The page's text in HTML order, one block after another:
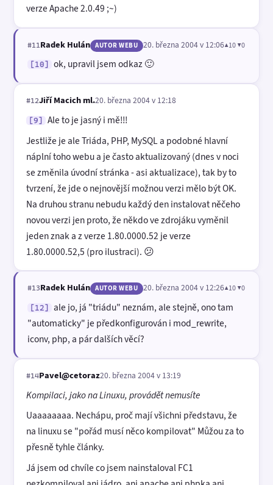
verze Apache 2.0.49 ;~)
#11 Radek Hulán AUTOR WEBU 20. března 2004 v 12:06▲10 ▼0
[10] ok, upravil jsem odkaz 🙂
#12Jiří Macich ml.20. března 2004 v 12:18
[9]
Ale to je jasný i mě!!!
Jestliže je ale Triáda, PHP, MySQL a podobné hlavní
náplní toho webu a je často aktualizovaný (dnes v noci
se změnila úvodní stránka - asi aktualizace), tak by to
tvrzení, že jde o nejnovější možnou verzi mělo být OK.
Na druhou stranu nebudu každý den instalovat něčeho
novou verzi jen proto, že někdo ve zdrojáku vyměnil
jeden znak a z verze 1.80.0000.52 je verze
1.80.0000.52,5 (pro ilustraci). 😕
#13Radek Hulán AUTOR WEBU 20. března 2004 v 12:26▲10 ▼0
[12]
ale jo, já "triádu" neznám, ale stejně, ono tam
"automaticky" je předkonfigurován i mod_rewrite,
iconv, php, a pár dalších věcí?
#14Pavel@cetoraz20. března 2004 v 13:19
Kompilaci, jako na Linuxu, provádět nemusíte
Uaaaaaaaa. Nechápu, proč mají všichni představu, že
na linuxu se "pořád musí něco kompilovat" Můžou za to
přesně tyhle články.
Já jsem od chvíle co jsem nainstaloval FC1